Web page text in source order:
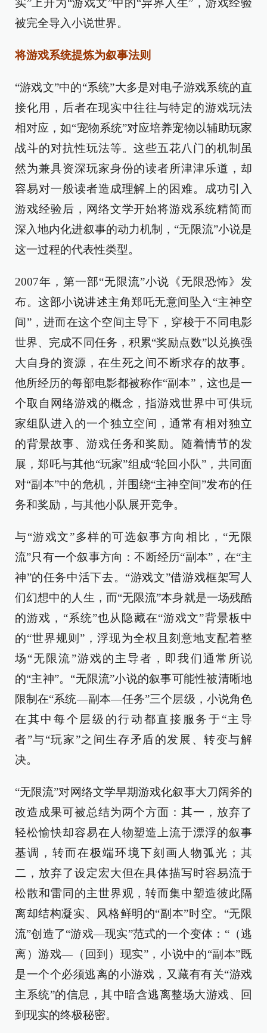
实”上升为“游戏文”中的“异界人生”，游戏经验
被完全导入小说世界。
将游戏系统提炼为叙事法则
“游戏文”中的“系统”大多是对电子游戏系统的直
接化用，后者在现实中往往与特定的游戏玩法
相对应，如“宠物系统”对应培养宠物以辅助玩家
战斗的对抗性玩法等。这些五花八门的机制虽
然为兼具资深玩家身份的读者所津津乐道，却
容易对一般读者造成理解上的困难。成功引入
游戏经验后，网络文学开始将游戏系统精简而
深入地内化进叙事的动力机制，“无限流”小说是
这一过程的代表性类型。
2007年，第一部“无限流”小说《无限恐怖》发
布。这部小说讲述主角郑吒无意间坠入“主神空
间”，进而在这个空间主导下，穿梭于不同电影
世界、完成不同任务，积累“奖励点数”以兑换强
大自身的资源，在生死之间不断求存的故事。
他所经历的每部电影都被称作“副本”，这也是一
个取自网络游戏的概念，指游戏世界中可供玩
家组队进入的一个独立空间，通常有相对独立
的背景故事、游戏任务和奖励。随着情节的发
展，郑吒与其他“玩家”组成“轮回小队”，共同面
对“副本”中的危机，并围绕“主神空间”发布的任
务和奖励，与其他小队展开竞争。
与“游戏文”多样的可选叙事方向相比，“无限
流”只有一个叙事方向：不断经历“副本”，在“主
神”的任务中活下去。“游戏文”借游戏框架写人
们幻想中的人生，而“无限流”本身就是一场残酷
的游戏，“系统”也从隐藏在“游戏文”背景板中
的“世界规则”，浮现为全权且刻意地支配着整
场“无限流”游戏的主导者，即我们通常所说
的“主神”。“无限流”小说的叙事可能性被清晰地
限制在“系统—副本—任务”三个层级，小说角色
在其中每个层级的行动都直接服务于“主导
者”与“玩家”之间生存矛盾的发展、转变与解
决。
“无限流”对网络文学早期游戏化叙事大刀阔斧的
改造成果可被总结为两个方面：其一，放弃了
轻松愉快却容易在人物塑造上流于漂浮的叙事
基调，转而在极端环境下刻画人物弧光；其
二，放弃了设定宏大但在具体描写时容易流于
松散和雷同的主世界观，转而集中塑造彼此隔
离却结构凝实、风格鲜明的“副本”时空。“无限
流”创造了“游戏—现实”范式的一个变体：“（逃
离）游戏—（回到）现实”，小说中的“副本”既
是一个个必须逃离的小游戏，又藏有有关“游戏
主系统”的信息，其中暗含逃离整场大游戏、回
到现实的终极秘密。